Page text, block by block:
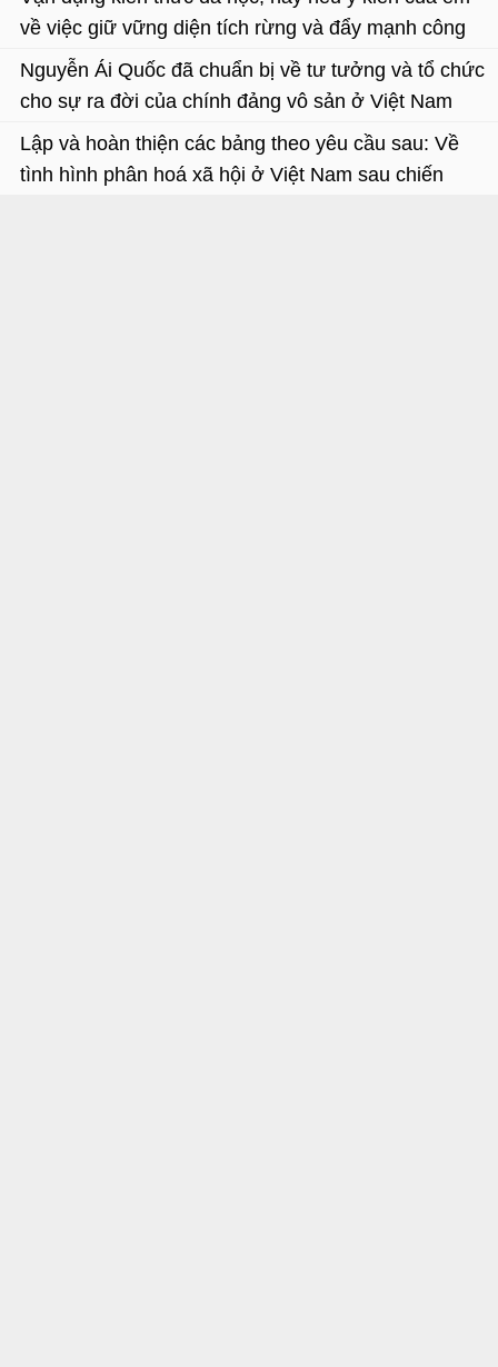
chiến tranh thế giới thứ hai đến nay?
về việc giữ vững diện tích rừng và đẩy mạnh công
tác trồng rừng ở Bắc Trung Bộ?
Nguyễn Ái Quốc đã chuẩn bị về tư tưởng và tổ chức
cho sự ra đời của chính đảng vô sản ở Việt Nam
như thế nào
Lập và hoàn thiện các bảng theo yêu cầu sau: Về
tình hình phân hoá xã hội ở Việt Nam sau chiến